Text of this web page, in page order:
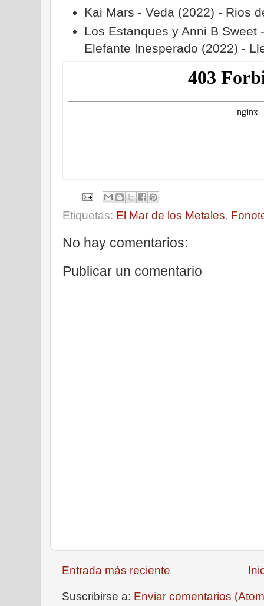
Kai Mars - Veda (2022) - Rios
Los Estanques y Anni B Sweet
Elefante Inesperado (2022) -
Etiquetas: El Mar de los Metales,
No hay comentarios:
Publicar un comentario
Entrada más reciente
Suscribirse a: Enviar comentarios